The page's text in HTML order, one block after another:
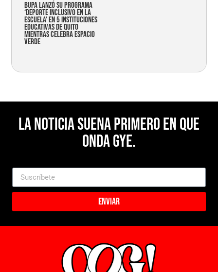
Bupa lanzó su programa
‘Deporte Inclusivo en la
Escuela’ en 5 instituciones
educativas de Quito
mientras celebra espacio
verde
La noticia suena primero en Que
Onda Gye.
Enviar